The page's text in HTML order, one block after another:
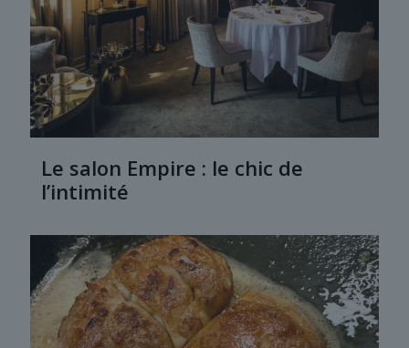
Le salon Empire : le chic de
l’intimité